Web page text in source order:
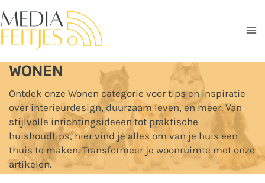
naar
de
WONEN
Ontdek onze Wonen categorie voor tips en inspiratie
over interieurdesign, duurzaam leven, en meer. Van
stijlvolle inrichtingsideeën tot praktische
huishoudtips, hier vind je alles om van je huis een
thuis te maken. Transformeer je woonruimte met onze
artikelen.